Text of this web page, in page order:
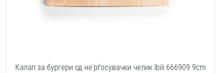
Калап за бургери од не'рѓосувачки челик Ibili 666909 9cm